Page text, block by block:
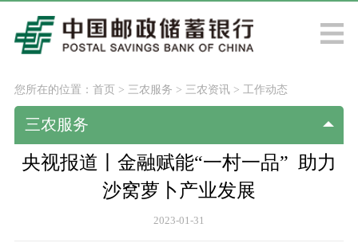
您所在的位置： 首页> 三农服务 > 三农资讯> 工作动态
三农服务
央视报道丨金融赋能“一村一品” 助力
沙窝萝卜产业发展
2023-01-31